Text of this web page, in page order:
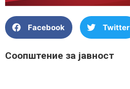
Facebook Twitter
Соопштение за јавност